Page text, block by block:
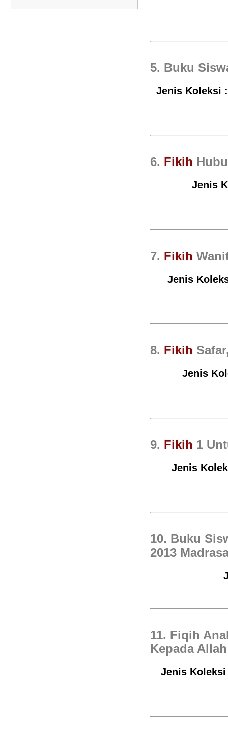
5. Buku
Jenis Koleksi
6. Fikih
Jenis
7. Fikih
Jenis
8. Fikih
Jenis
9. Fikih 1
Jenis
10. Buku
2013
11. Fiqih
Kepada Allah
Jenis